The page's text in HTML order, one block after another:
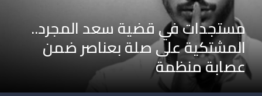
مستجدات في قضية سعد المجرد..
المشتكية على صلة بعناصر ضمن
عصابة منظمة